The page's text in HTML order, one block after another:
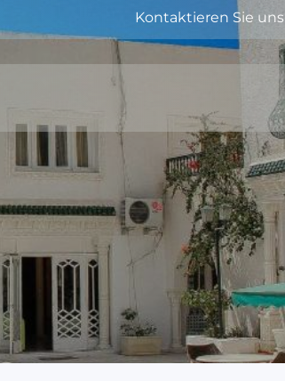
Kontaktieren Sie uns